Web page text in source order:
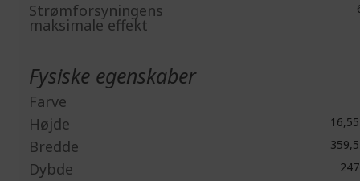
Strømforsyningens
maksimale effekt
Fysiske egenskaber
Farve
Højde
Bredde
Dybde